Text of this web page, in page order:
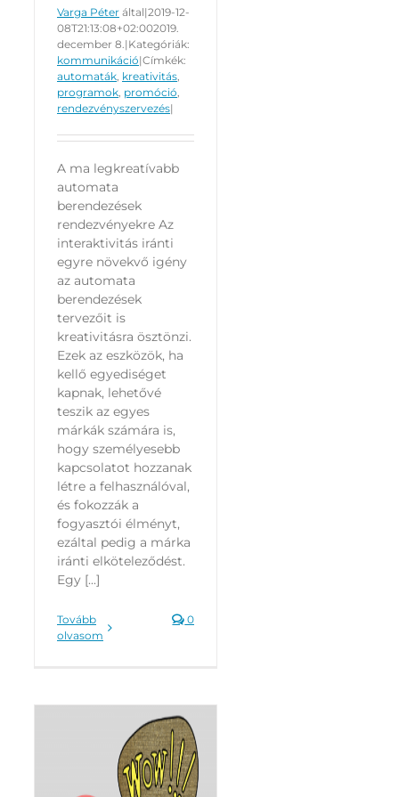
Varga Péter által|2019-12-
08T21:13:08+02:002019.
december 8.| Kategóriák:
kommunikáció|Címkék:
automaták, kreativitás,
programok, promóció,
rendezvényszervezés|
A ma legkreatívabb
automata
berendezések
rendezvényekre Az
interaktivitás iránti
egyre növekvő igény
az automata
berendezések
tervezőit is
kreativitásra ösztönzi.
Ezek az eszközök, ha
kellő egyediséget
kapnak, lehetővé
teszik az egyes
márkák számára is,
hogy személyesebb
kapcsolatot hozzanak
létre a felhasználóval,
és fokozzák a
fogyasztói élményt,
ezáltal pedig a márka
iránti elköteleződést.
Egy [...]
Tovább
olvasom
0